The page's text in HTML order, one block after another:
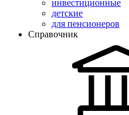
инвестиционные
детские
для пенсионеров
Справочник